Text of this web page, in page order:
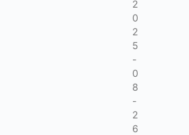
2
0
2
5
-
0
8
-
2
6